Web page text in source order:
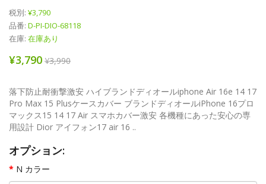
税別: ¥3,790
品番: D-PI-DIO-68118
在庫: 在庫あり
¥3,790 ¥3,990
落下防止耐衝撃激安 ハイブランドディオールiphone Air 16e 14 17
Pro Max 15 Plusケースカバー ブランドディオールiPhone 16プロ
マックス15 14 17 Air スマホカバー激安 各機種にあった安心の専
用設計 Dior アイフォン17 air 16 ..
オプション:
N カラー